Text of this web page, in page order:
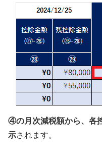
④の月次減税額から、各
示されます。